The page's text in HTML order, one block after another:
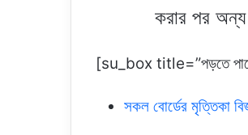
করার পর অন্য
[su_box title=”পড়তে
সকল বোর্ডের মৃত্তিকা